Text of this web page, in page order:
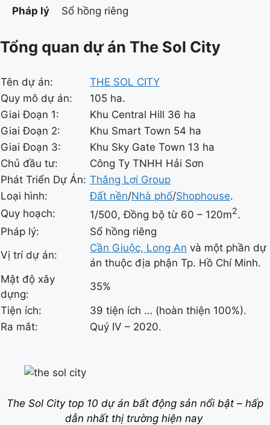
Pháp lý Sổ hồng riêng
Tổng quan dự án The Sol City
Tên dự án:
THE SOL CITY
Quy mô dự án:
105 ha.
Giai Đoạn 1:
Khu Central Hill 36 ha
Giai Đoạn 2:
Khu Smart Town 54 ha
Giai Đoạn 3:
Khu Sky Gate Town 13 ha
Chủ đầu tư:
Công Ty TNHH Hải Sơn
Phát Triển Dự Án: Thắng Lợi Group
Loại hình:
Đất nền/Nhà phố/Shophouse.
Quy hoạch:
1/500, Đồng bộ từ 60 – 120m2.
Pháp lý:
Sổ hồng riêng
Vị trí dự án:
Cần Giuộc, Long An và một phần dự
án thuộc địa phận Tp. Hồ Chí Minh.
Mật độ xây
dựng:
35%
Tiện ích:
39 tiện ích … (hoàn thiện 100%).
Ra mắt:
Quý IV – 2020.
The Sol City top 10 dự án bất động sản nổi bật – hấp
dẫn nhất thị trường hiện nay